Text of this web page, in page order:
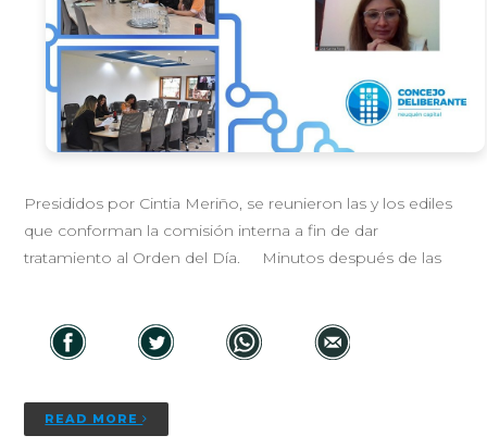
Presididos por Cintia Meriño, se reunieron las y los ediles
que conforman la comisión interna a fin de dar
tratamiento al Orden del Día. Minutos después de las
READ MORE